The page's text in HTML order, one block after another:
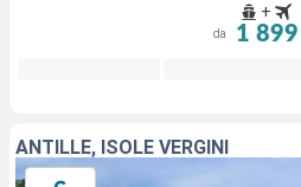
+
da 1
ANTILLE, ISOLE VERGINI